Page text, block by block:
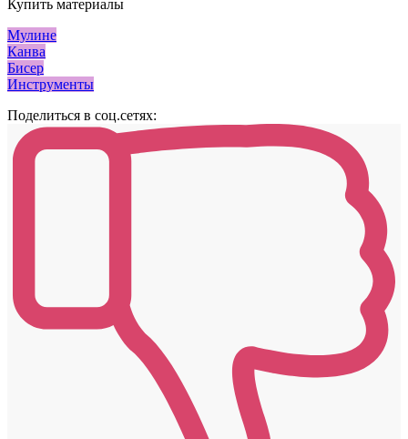
Купить материалы
Мулине
Канва
Бисер
Инструменты
Поделиться в соц.сетях: